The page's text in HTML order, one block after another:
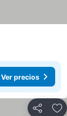
Ver precios
Compartir